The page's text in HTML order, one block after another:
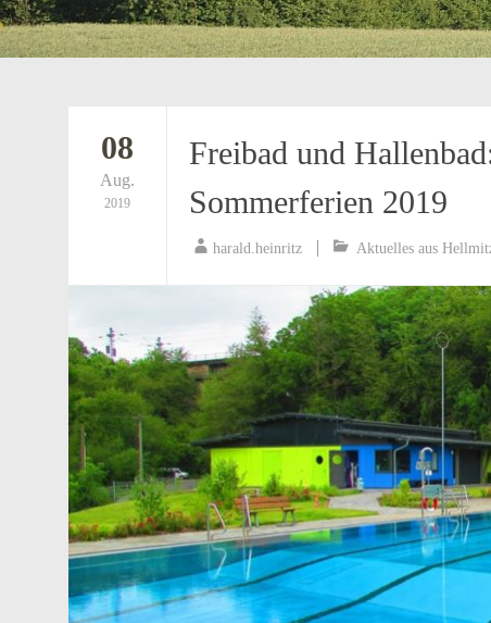
08
Aug.
2019
Freibad und
Sommerferien 2019
harald.heinritz Aktuelles aus